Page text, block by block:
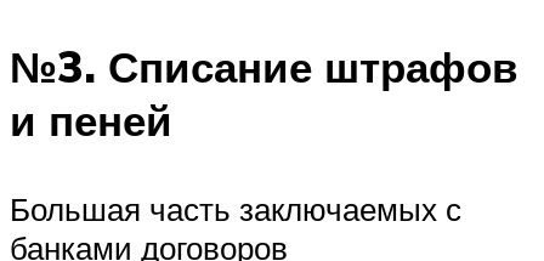
№3. Списание штрафов
и пеней
Большая часть заключаемых с
банками договоров